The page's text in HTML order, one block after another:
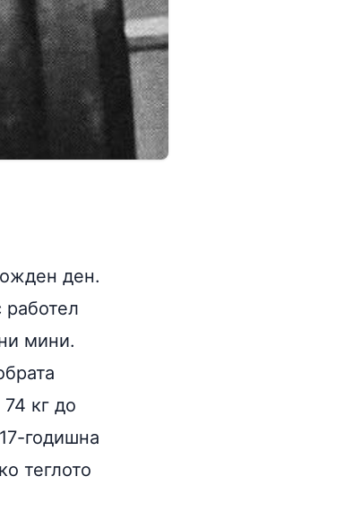
ден.
мини.
кг до
годишна
теглото